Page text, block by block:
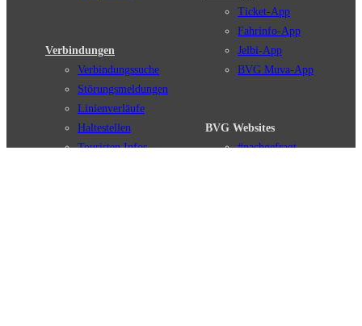
Verbindungen
Verbindungssuche
Störungsmeldungen
Linienverläufe
Haltestellen
Touristen Infos
Ticket-App
Fahrinfo-App
Jelbi-App
BVG Muva-App
BVG Websites
#nachgefragt